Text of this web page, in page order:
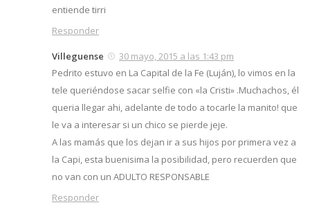
entiende tirri
Responder
Villeguense
30 mayo, 2015 a las 1:43 pm
Pedrito estuvo en La Capital de la Fe (Luján), lo vimos en la
tele queriéndose sacar selfie con «la Cristi» .Muchachos, él
queria llegar ahi, adelante de todo a tocarle la manito! que
le va a interesar si un chico se pierde jeje.
A las mamás que los dejan ir a sus hijos por primera vez a
la Capi, esta buenisima la posibilidad, pero recuerden que
no van con un ADULTO RESPONSABLE
Responder